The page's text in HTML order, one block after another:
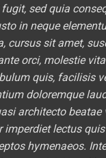
sed quia
in neque
cursus sit amet,
orci, molestie
quis, facilisis
doloremque
architecto
imperdiet lectus
hymenaeos.